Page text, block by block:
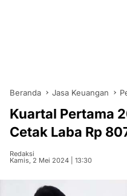
Beranda Jasa Keuangan
Kuartal Pertama
Cetak Laba Rp
Redaksi
Kamis, 2 Mei 2024 | 13:30